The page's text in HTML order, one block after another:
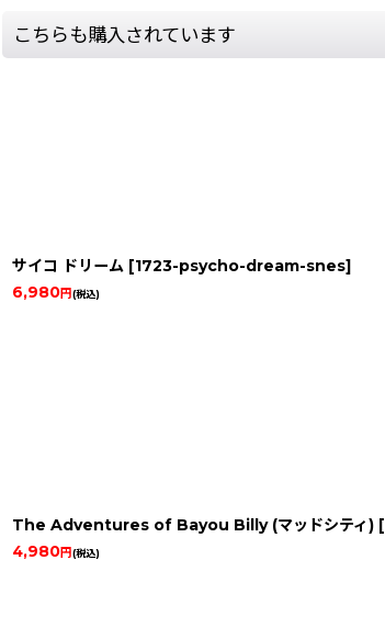
こちらも購入されています
サイコ ドリーム [1723-psycho-dream-snes]
6,980円(税込)
The Adventures of Bayou Billy (マッドシティ) [
4,980円(税込)